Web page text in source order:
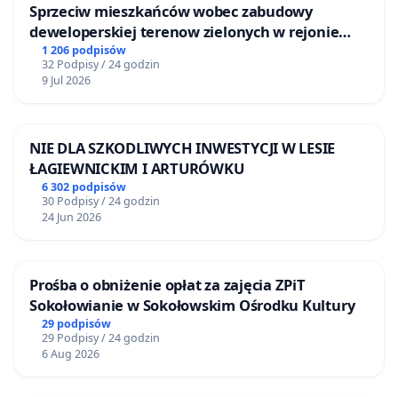
Sprzeciw mieszkańców wobec zabudowy
deweloperskiej terenow zielonych w rejonie
Bulwarów Straceńskich w Bielsku-Białej
1 206 podpisów
32 Podpisy / 24 godzin
9 Jul 2026
NIE DLA SZKODLIWYCH INWESTYCJI W LESIE
ŁAGIEWNICKIM I ARTURÓWKU
6 302 podpisów
30 Podpisy / 24 godzin
24 Jun 2026
Prośba o obniżenie opłat za zajęcia ZPiT
Sokołowianie w Sokołowskim Ośrodku Kultury
29 podpisów
29 Podpisy / 24 godzin
6 Aug 2026